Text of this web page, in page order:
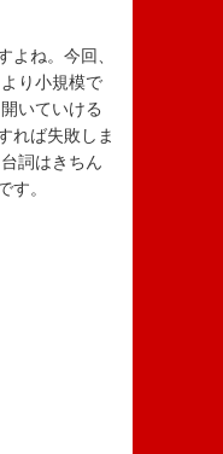
ね。今回、
り小規模で
いていける
れば失敗しま
詞はきちん
す。